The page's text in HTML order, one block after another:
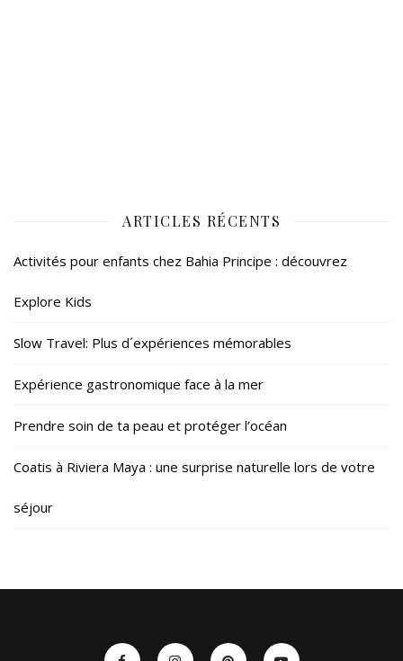
ARTICLES RÉCENTS
Activités pour enfants chez Bahia Principe : découvrez
Explore Kids
Slow Travel: Plus d´expériences mémorables
Expérience gastronomique face à la mer
Prendre soin de ta peau et protéger l’océan
Coatis à Riviera Maya : une surprise naturelle lors de votre
séjour